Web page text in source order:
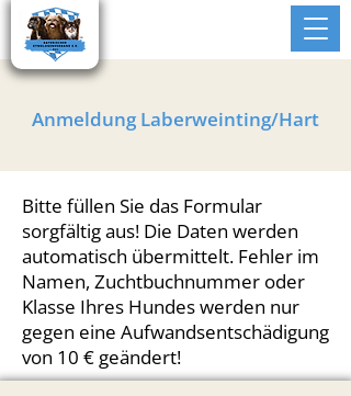
Anmeldung Laberweinting/Hart
Bitte füllen Sie das Formular
sorgfältig aus! Die Daten werden
automatisch übermittelt. Fehler im
Namen, Zuchtbuchnummer oder
Klasse Ihres Hundes werden nur
gegen eine Aufwandsentschädigung
von 10 € geändert!